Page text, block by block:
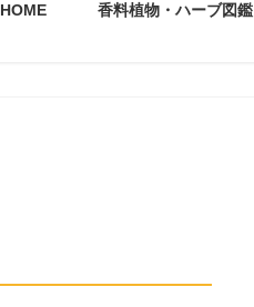
HOME 香料植物・ハーブ図鑑